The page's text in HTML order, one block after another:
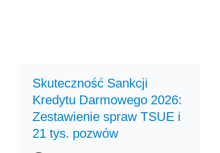
Skuteczność Sankcji
Kredytu Darmowego 2026:
Zestawienie spraw TSUE i
21 tys. pozwów